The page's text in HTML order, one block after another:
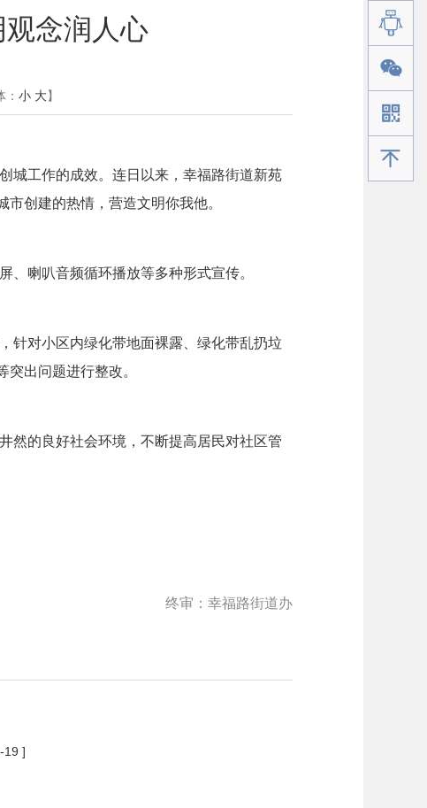
念润人心
： 小 大】
城工作的成效。连日以来，幸福路街道新苑
创建的热情，营造文明你我他。
喇叭音频循环播放等多种形式宣传。
针对小区内绿化带地面裸露、绿化带乱扔垃
出问题进行整改。
然的良好社会环境，不断提高居民对社区管
终审：幸福路街道办
19 ]
手机版